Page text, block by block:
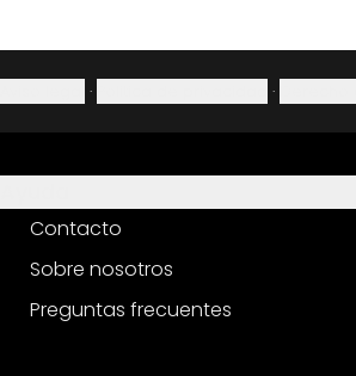
· ·
Contacto
Sobre nosotros
Preguntas frecuentes